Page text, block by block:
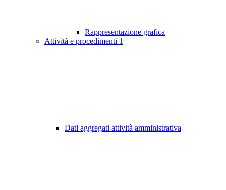
Rappresentazione grafica
Attività e procedimenti 1
Dati aggregati attività amministrativa